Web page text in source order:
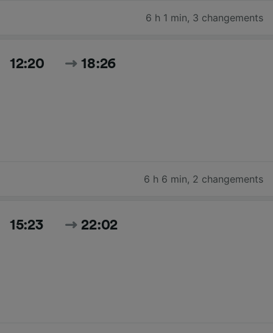
6 h 1 min, 3 changements
12:20 18:26
6 h 6 min, 2 changements
15:23 22:02